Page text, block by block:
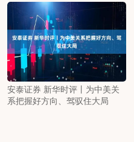
安泰证券 新华时评丨为中美关
系把握好方向、驾驭住大局